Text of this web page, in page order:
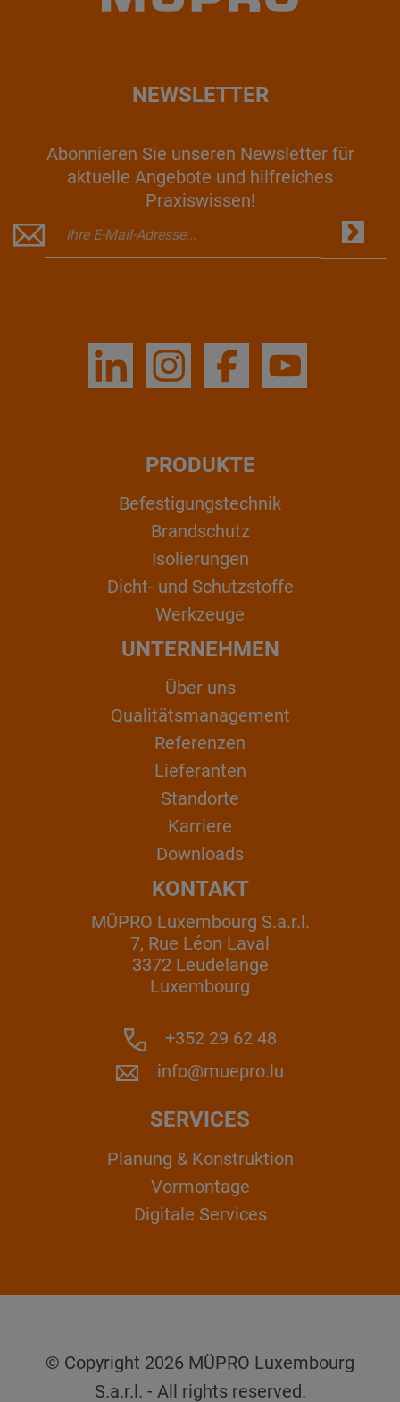
NEWSLETTER
Abonnieren Sie unseren Newsletter für
aktuelle Angebote und hilfreiches
Praxiswissen!
PRODUKTE
Befestigungstechnik
Brandschutz
Isolierungen
Dicht- und Schutzstoffe
Werkzeuge
UNTERNEHMEN
Über uns
Qualitätsmanagement
Referenzen
Lieferanten
Standorte
Karriere
Downloads
KONTAKT
MÜPRO Luxembourg S.a.r.l.
7, Rue Léon Laval
3372 Leudelange
Luxembourg
+352 29 62 48
info@muepro.lu
SERVICES
Planung & Konstruktion
Vormontage
Digitale Services
© Copyright 2026 MÜPRO Luxembourg
S.a.r.l. - All rights reserved.